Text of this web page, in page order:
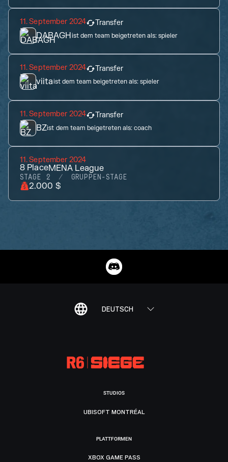
11. September 2024 Transfer
DABAGHist dem team beigetreten als:spieler
11. September 2024 Transfer
viitaist dem team beigetreten als:spieler
11. September 2024 Transfer
BZist dem team beigetreten als:coach
11. September 2024
8 PlaceMENA League
STAGE 2 GRUPPEN-STAGE
2.000 $
DEUTSCH
STUDIOS
UBISOFT MONTRÉAL
PLATTFORMEN
XBOX GAME PASS